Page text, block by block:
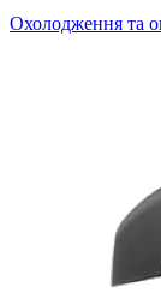
Охолодження та